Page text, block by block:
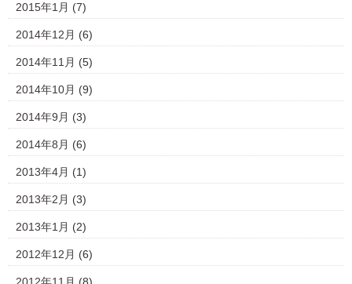
2015年1月 (7)
2014年12月 (6)
2014年11月 (5)
2014年10月 (9)
2014年9月 (3)
2014年8月 (6)
2013年4月 (1)
2013年2月 (3)
2013年1月 (2)
2012年12月 (6)